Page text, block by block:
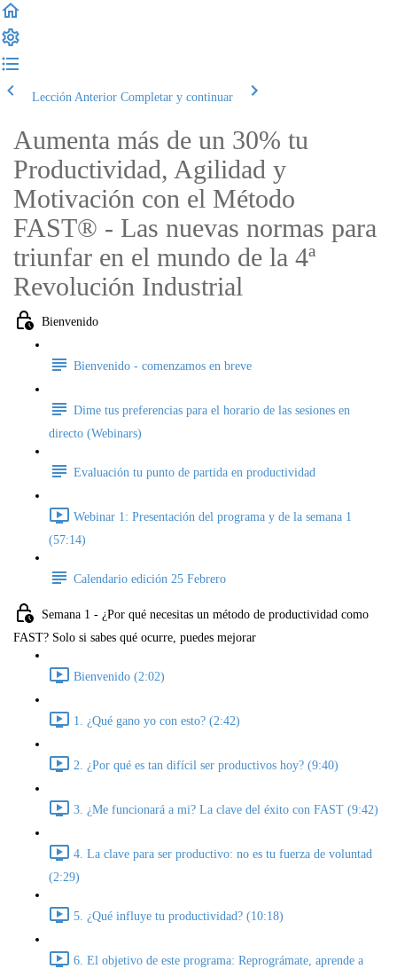
Lección Anterior Completar y continuar
Aumenta más de un 30% tu
Productividad, Agilidad y
Motivación con el Método
FAST® - Las nuevas normas para
triunfar en el mundo de la 4ª
Revolución Industrial
Bienvenido
Bienvenido - comenzamos en breve
Dime tus preferencias para el horario de las sesiones en
directo (Webinars)
Evaluación tu punto de partida en productividad
Webinar 1: Presentación del programa y de la semana 1
(57:14)
Calendario edición 25 Febrero
Semana 1 - ¿Por qué necesitas un método de productividad como
FAST? Solo si sabes qué ocurre, puedes mejorar
Bienvenido (2:02)
1. ¿Qué gano yo con esto? (2:42)
2. ¿Por qué es tan difícil ser productivos hoy? (9:40)
3. ¿Me funcionará a mi? La clave del éxito con FAST (9:42)
4. La clave para ser productivo: no es tu fuerza de voluntad
(2:29)
5. ¿Qué influye tu productividad? (10:18)
6. El objetivo de este programa: Reprográmate, aprende a